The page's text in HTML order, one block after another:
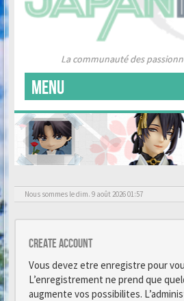
La communauté des
MENU
Nous sommes le dim. 9 août 2026 01:57
Create account
Vous devez etre enregistre pour
L’enregistrement ne prend que
augmente vos possibilites.